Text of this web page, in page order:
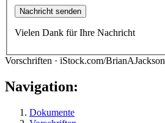
Vielen Dank für Ihre Nachricht
Vorschriften · iStock.com/BrianAJackson
Navigation:
Dokumente